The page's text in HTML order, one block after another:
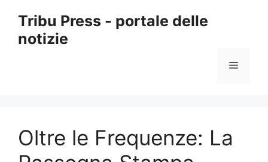
content
Tribu Press - portale delle
notizie
Menu
Oltre le Frequenze: La